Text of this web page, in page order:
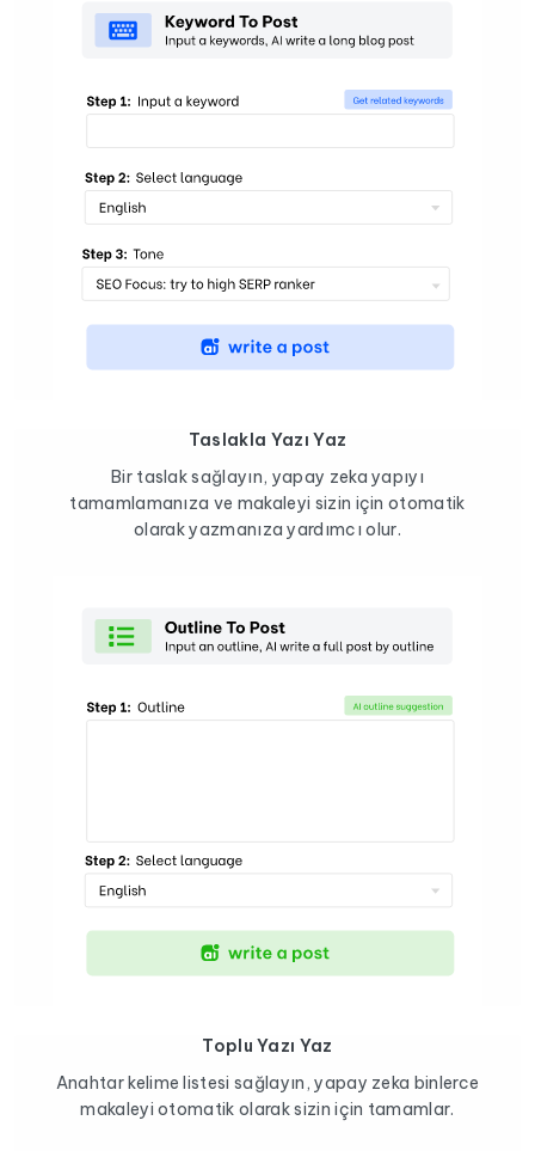
Taslakla Yazı Yaz
Bir taslak sağlayın, yapay zeka yapıyı
tamamlamanıza ve makaleyi sizin için otomatik
olarak yazmanıza yardımcı olur.
Toplu Yazı Yaz
Anahtar kelime listesi sağlayın, yapay zeka binlerce
makaleyi otomatik olarak sizin için tamamlar.